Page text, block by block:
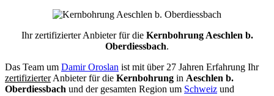
Ihr zertifizierter Anbieter für die Kernbohrung Aeschlen b.
Oberdiessbach.
Das Team um Damir Oroslan ist mit über 27 Jahren Erfahrung Ihr
zertifizierterAnbieter für die Kernbohrung in Aeschlen b.
Oberdiessbach und der gesamten Region um Schweiz und